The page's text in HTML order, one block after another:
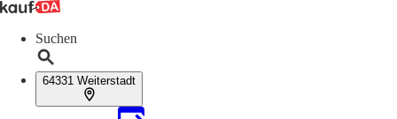
Suchen
64331 Weiterstadt